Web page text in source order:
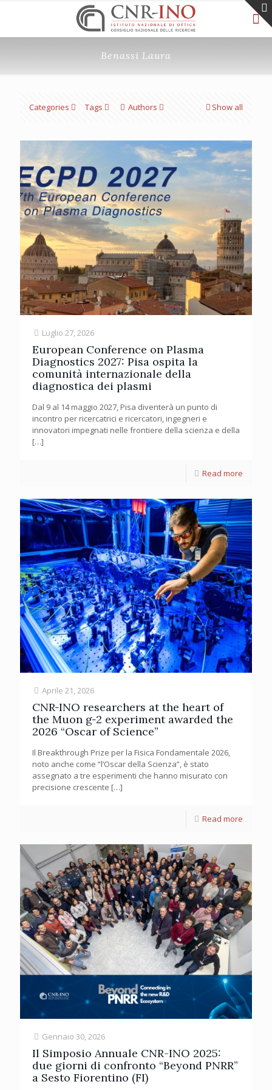
Benassi Laura
Categories Tags Authors Show all
Luglio 27, 2026
European Conference on Plasma
Diagnostics 2027: Pisa ospita la
comunità internazionale della
diagnostica dei plasmi
Dal 9 al 14 maggio 2027, Pisa diventerà un punto di
incontro per ricercatrici e ricercatori, ingegneri e
innovatori impegnati nelle frontiere della scienza e della
[…]
Read more
Aprile 21, 2026
CNR‑INO researchers at the heart of
the Muon g‑2 experiment awarded the
2026 “Oscar of Science”
Il Breakthrough Prize per la Fisica Fondamentale 2026,
noto anche come “l’Oscar della Scienza”, è stato
assegnato a tre esperimenti che hanno misurato con
precisione crescente […]
Read more
Gennaio 30, 2026
Il Simposio Annuale CNR-INO 2025:
due giorni di confronto “Beyond PNRR”
a Sesto Fiorentino (FI)